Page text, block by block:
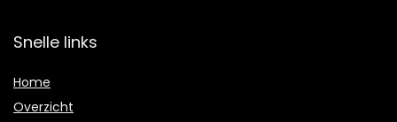
Snelle links
Home
Overzicht